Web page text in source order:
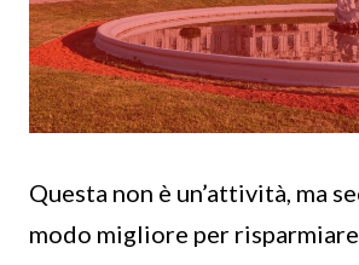
Questa non è un’attività, ma
modo migliore per